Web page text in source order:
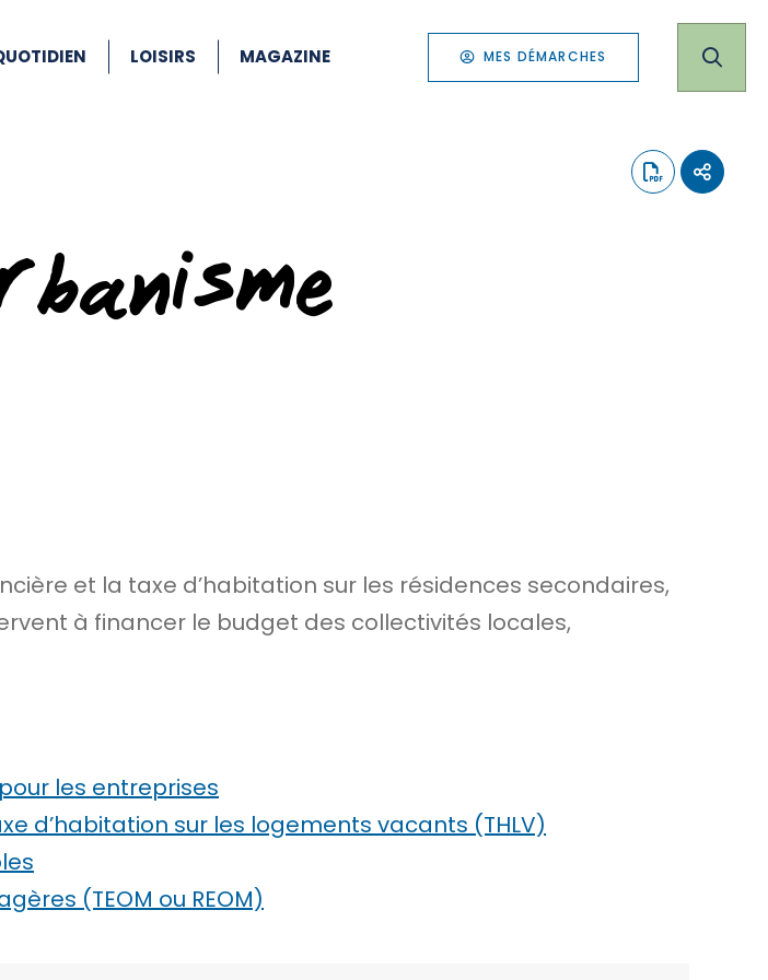
LOISIRS MAGAZINE MES DÉMARCHES
et la taxe d’habitation sur les résidences secondaires,
à financer le budget des collectivités locales,
les entreprises
d’habitation sur les logements vacants (THLV)
(TEOM ou REOM)